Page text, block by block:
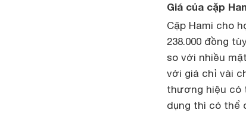
Giá của cặp
Cặp Hami cho
238.000 đồng
so với nhiều
với giá chỉ vài
thương hiệu có
dụng thì có thể